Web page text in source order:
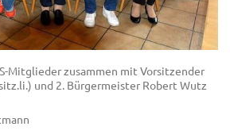
Mitglieder zusammen mit Vorsitzender
und 2. Bürgermeister Robert Wutz